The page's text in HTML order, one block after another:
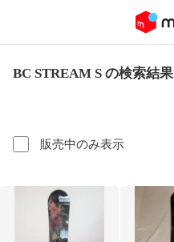
BC STREAM S の検索結果
販売中のみ表示